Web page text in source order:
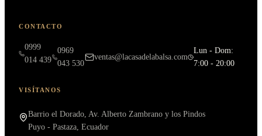
CONTACTO
0999
014 439
0969
043 530
ventas@lacasadelabalsa.com
Lun - Dom:
7:00 - 20:00
VISÍTANOS
Barrio el Dorado, Av. Alberto Zambrano y los Pindos
Puyo - Pastaza, Ecuador